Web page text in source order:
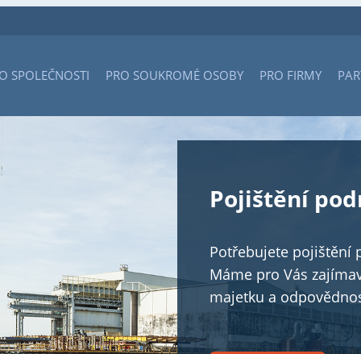
SPOLEČNOSTI PRO SOUKROMÉ OSOBY PRO FIRMY
Pojištění
Potřebujete pojištění
Máme pro Vás
majetku a